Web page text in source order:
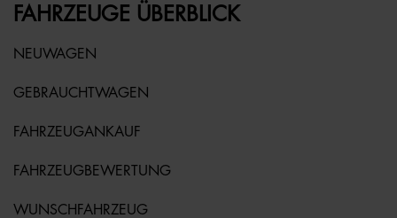
FAHRZEUGE ÜBERBLICK
NEUWAGEN
GEBRAUCHTWAGEN
FAHRZEUGANKAUF
FAHRZEUGBEWERTUNG
WUNSCHFAHRZEUG